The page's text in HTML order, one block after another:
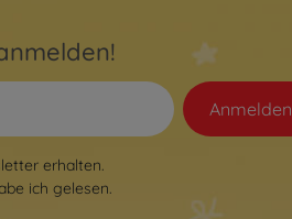
Anmelden
erhalten.
ich gelesen.